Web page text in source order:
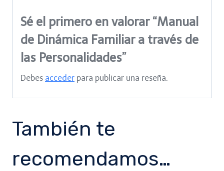
Sé el primero en valorar “Manual
de Dinámica Familiar a través de
las Personalidades”
Debes acceder para publicar una reseña.
También te
recomendamos…